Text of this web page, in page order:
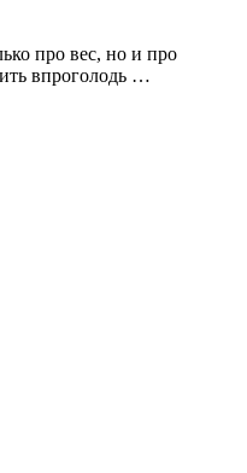
про вес, но и про
впроголодь …